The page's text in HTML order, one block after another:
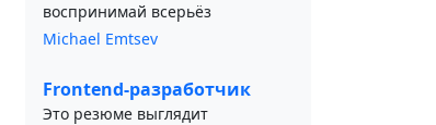
воспринимай всерьёз
Michael Emtsev
Frontend-разработчик
Это резюме выглядит